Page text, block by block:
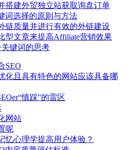
搭建外贸独立站获取询盘订单
词选择的原则与方法
链质量并进行有效的外链建设
型文章来提高Affiliate营销效果
键词的思考
SEO
化且具有特色的网站应该具备哪
慎踩”的雷区
网站
呢
忆心理学提高用户体验？